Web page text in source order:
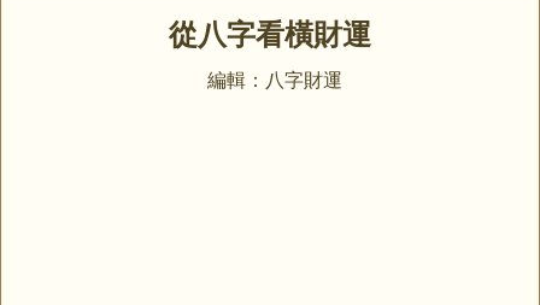
從八字看橫財運
編輯：八字財運